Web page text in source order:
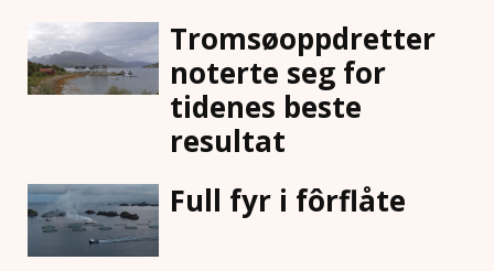
Tromsøoppdretter
noterte seg for
tidenes beste
resultat
Full fyr i fôrflåte